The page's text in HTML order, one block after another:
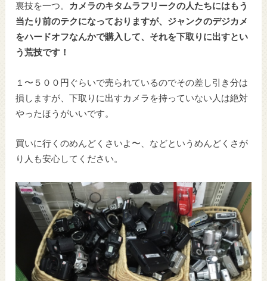
裏技を一つ。
カメラのキタムラフリークの人たちにはもう
当たり前のテクになっておりますが、ジャンクのデジカメ
をハードオフなんかで購入して、それを下取りに出すとい
う荒技です！
１〜５００円ぐらいで売られているのでその差し引き分は
損しますが、下取りに出すカメラを持っていない人は絶対
やったほうがいいです。
買いに行くのめんどくさいよ〜、などというめんどくさが
り人も安心してください。